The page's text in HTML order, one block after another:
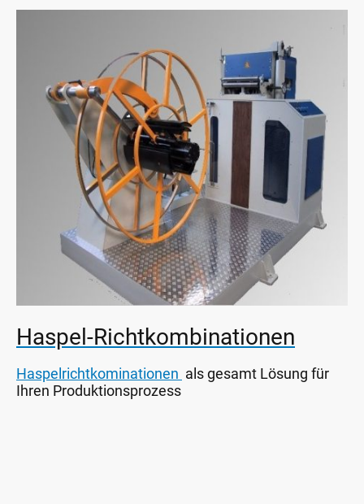
Haspel-Richtkombinationen
Haspelrichtkominationen als gesamt Lösung für
Ihren Produktionsprozess